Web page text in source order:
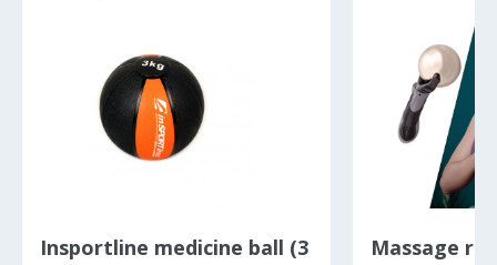
Insportline medicine ball (3
Massage